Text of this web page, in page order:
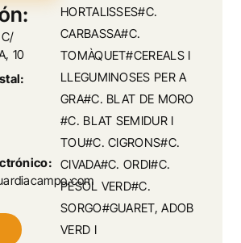
HORTALISSES#C.
CARBASSA#C.
TOMÀQUET#CEREALS I
LLEGUMINOSES PER A
GRA#C. BLAT DE MORO
#C. BLAT SEMIDUR I
TOU#C. CIGRONS#C.
CIVADA#C. ORDI#C.
PÈSOL VERD#C.
SORGO#GUARET, ADOB
VERD I
C/
10